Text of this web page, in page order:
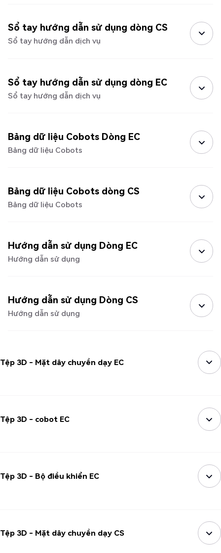
Sổ tay hướng dẫn sử dụng dòng CS
Sổ tay hướng dẫn dịch vụ
Sổ tay hướng dẫn sử dụng dòng EC
Sổ tay hướng dẫn dịch vụ
Bảng dữ liệu Cobots Dòng EC
Bảng dữ liệu Cobots
Bảng dữ liệu Cobots dòng CS
Bảng dữ liệu Cobots
Hướng dẫn sử dụng Dòng EC
Hướng dẫn sử dụng
Hướng dẫn sử dụng Dòng CS
Hướng dẫn sử dụng
Tệp 3D - Mặt dây chuyền dạy EC
Tệp 3D - cobot EC
Tệp 3D - Bộ điều khiển EC
Tệp 3D - Mặt dây chuyền dạy CS